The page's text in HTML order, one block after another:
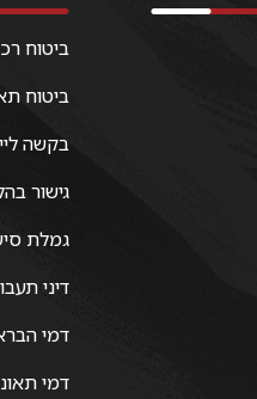
ביטוח
ביטוח
בקשה
גישור
גמלת
דיני
דמי
דמי